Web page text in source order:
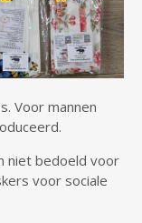
Voor mannen
niet bedoeld voor
voor sociale